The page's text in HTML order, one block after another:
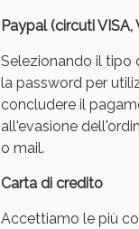
Paypal (circuti
Selezionando il tipo
la password per
concludere il
all'evasione
o mail.
Carta di credito
Accettiamo le più